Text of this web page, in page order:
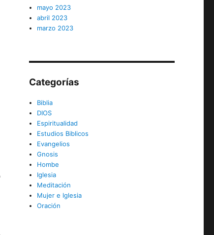
mayo 2023
abril 2023
marzo 2023
Categorías
Biblia
DIOS
Espiritualidad
Estudios Biblicos
Evangelios
Gnosis
Hombe
Iglesia
Meditación
Mujer e Iglesia
Oración